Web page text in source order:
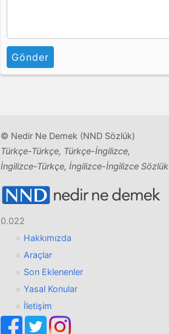
Gönder
© Nedir Ne Demek (NND Sözlük)
Türkçe-Türkçe, Türkçe-İngilizce,
İngilizce-Türkçe, İngilizce-İngilizce Sözlük
0.022
Hakkımızda
Araçlar
Son Eklenenler
Yasal Konular
İletişim